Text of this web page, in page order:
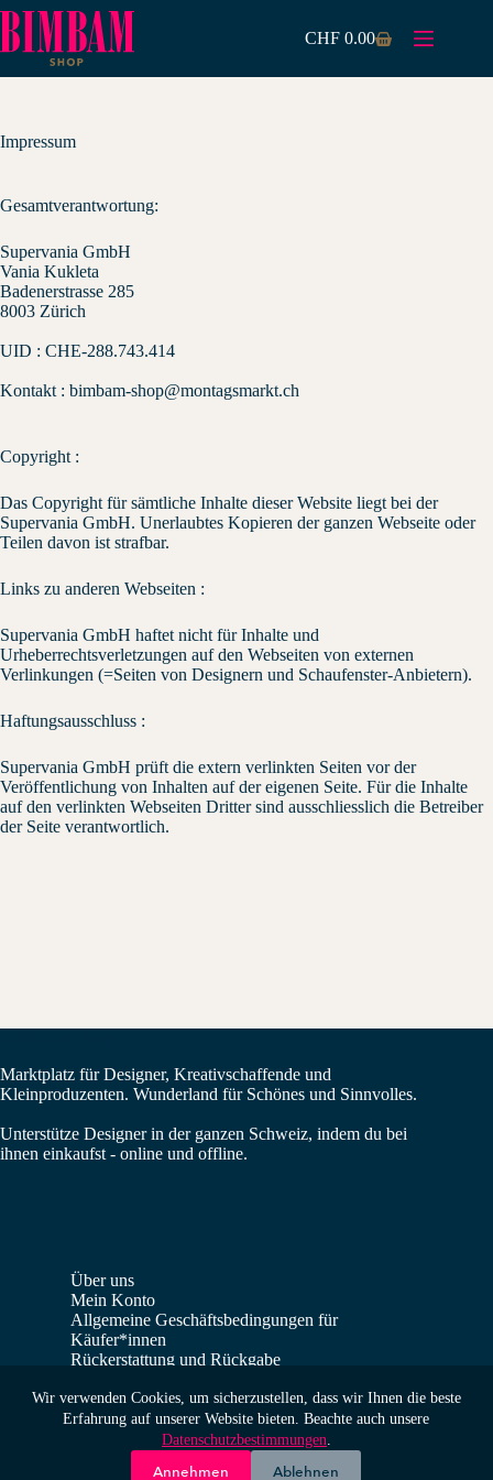
Zum
Inhalt
springen
Wir verwenden Cookies, um sicherzustellen, dass wir Ihnen die beste
Erfahrung auf unserer Website bieten. Beachte auch unsere
Datenschutzbestimmungen.
Annehmen Ablehnen
Warenkorb
CHF 0.00
Impressum
Gesamtverantwortung:
Supervania GmbH
Vania Kukleta
Badenerstrasse 285
8003 Zürich
UID : CHE-288.743.414
Kontakt : bimbam-shop@montagsmarkt.ch
Copyright :
Das Copyright für sämtliche Inhalte dieser Website liegt bei der
Supervania GmbH. Unerlaubtes Kopieren der ganzen Webseite oder
Teilen davon ist strafbar.
Links zu anderen Webseiten :
Supervania GmbH haftet nicht für Inhalte und
Urheberrechtsverletzungen auf den Webseiten von externen
Verlinkungen (=Seiten von Designern und Schaufenster-Anbietern).
Haftungsausschluss :
Supervania GmbH prüft die extern verlinkten Seiten vor der
Veröffentlichung von Inhalten auf der eigenen Seite. Für die Inhalte
auf den verlinkten Webseiten Dritter sind ausschliesslich die Betreiber
der Seite verantwortlich.
Marktplatz für Designer, Kreativschaffende und
Kleinproduzenten. Wunderland für Schönes und Sinnvolles.
Unterstütze Designer in der ganzen Schweiz, indem du bei
ihnen einkaufst - online und offline.
Über uns
Mein Konto
Allgemeine Geschäftsbedingungen für
Käufer*innen
Rückerstattung und Rückgabe
Impressum
Datenschutzbestimmungen